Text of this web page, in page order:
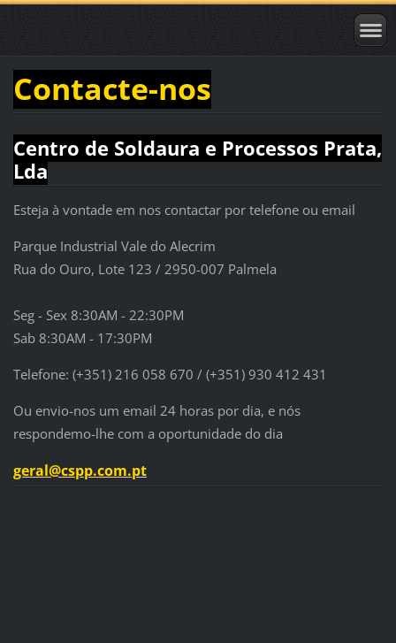
Contacte-nos
Centro de Soldaura e Processos Prata,
Lda
Esteja à vontade em nos contactar por telefone ou email
Parque Industrial Vale do Alecrim
Rua do Ouro, Lote 123 / 2950-007 Palmela
Seg - Sex 8:30AM - 22:30PM
Sab 8:30AM - 17:30PM
Telefone: (+351) 216 058 670 / (+351) 930 412 431
Ou envio-nos um email 24 horas por dia, e nós
respondemo-lhe com a oportunidade do dia
geral@cspp.com.pt